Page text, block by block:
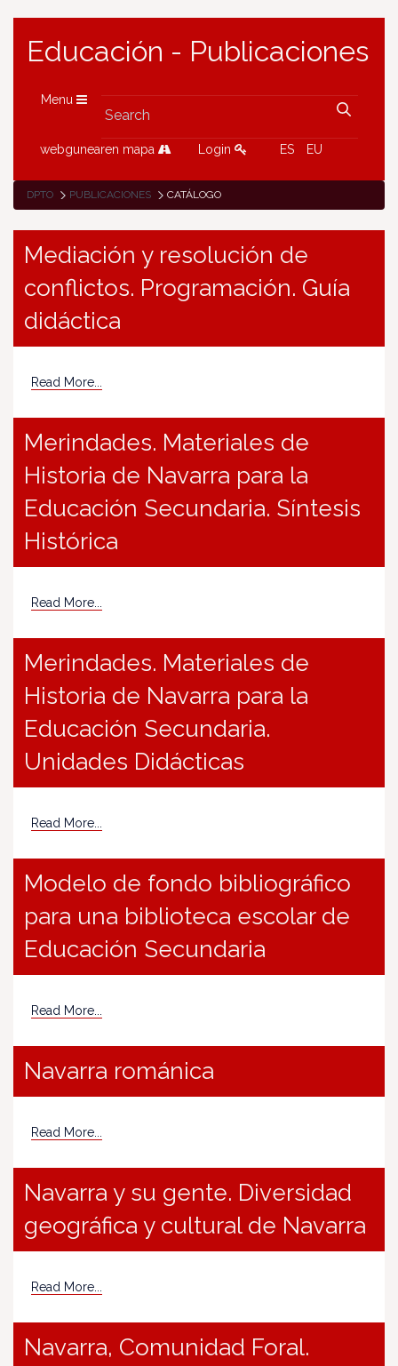
Educación - Publicaciones
Menu
webgunearen mapa Login ES EU
DPTO PUBLICACIONES CATÁLOGO
Mediación y resolución de
conflictos. Programación. Guía
didáctica
Read More...
Merindades. Materiales de
Historia de Navarra para la
Educación Secundaria. Síntesis
Histórica
Read More...
Merindades. Materiales de
Historia de Navarra para la
Educación Secundaria.
Unidades Didácticas
Read More...
Modelo de fondo bibliográfico
para una biblioteca escolar de
Educación Secundaria
Read More...
Navarra románica
Read More...
Navarra y su gente. Diversidad
geográfica y cultural de Navarra
Read More...
Navarra, Comunidad Foral.